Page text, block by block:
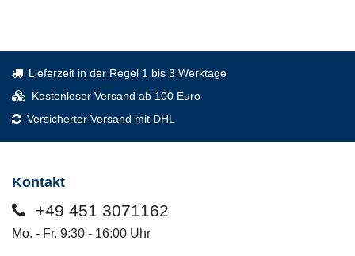
Lieferzeit in der Regel 1 bis 3 Werktage
Kostenloser Versand ab 100 Euro
Versicherter Versand mit DHL
Kontakt
+49 451 3071162
Mo. - Fr. 9:30 - 16:00 Uhr